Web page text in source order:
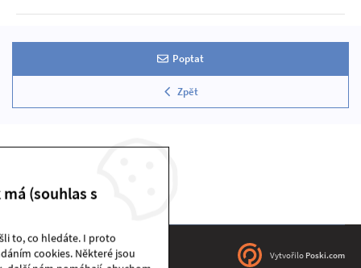
Poptat
Zpět
DEKSTONE sklad | © 2026 Vytvořilo Poski.com
(souhlas s
to, co hledáte. I proto
cookies. Některé jsou